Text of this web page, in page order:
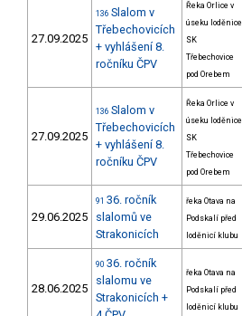
27.09.2025
136 Slalom v
Třebechovicích
+ vyhlášení 8.
ročníku ČPV
Řeka Orlice v
úseku loděnice
SK
Třebechovice
pod Orebem
27.09.2025
136 Slalom v
Třebechovicích
+ vyhlášení 8.
ročníku ČPV
Řeka Orlice v
úseku loděnice
SK
Třebechovice
pod Orebem
29.06.2025
91 36. ročník
slalomů ve
Strakonicích
řeka Otava na
Podskalí před
loděnicí klubu
28.06.2025
90 36. ročník
slalomu ve
Strakonicích +
řeka Otava na
Podskalí před
loděnicí klubu